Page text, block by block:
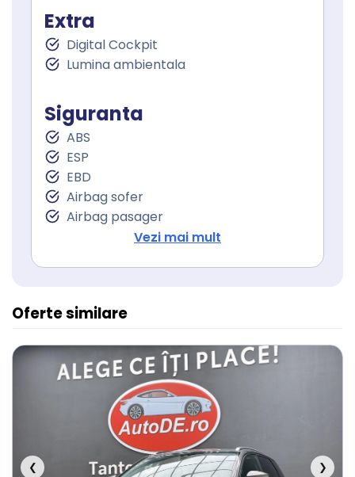
Oglinzi exterioare rabatabile electric
Avertizare unghi mort
Lane assist
Controlul distantei
Controlul tractiunii
Asistent staionare in rampa
Lumini de zi
Lumini de zi LED
Stopuri LED
Sistem Start Stop
Senzori presiune roti
Frana parcare electrica
Servodirecţie
Extra
Digital Cockpit
Lumina ambientala
Siguranta
ABS
ESP
EBD
Airbag sofer
Airbag pasager
Isofix (puncte de prindere a scaunului
Vezi mai mult
Oferte similare
❮ ❯